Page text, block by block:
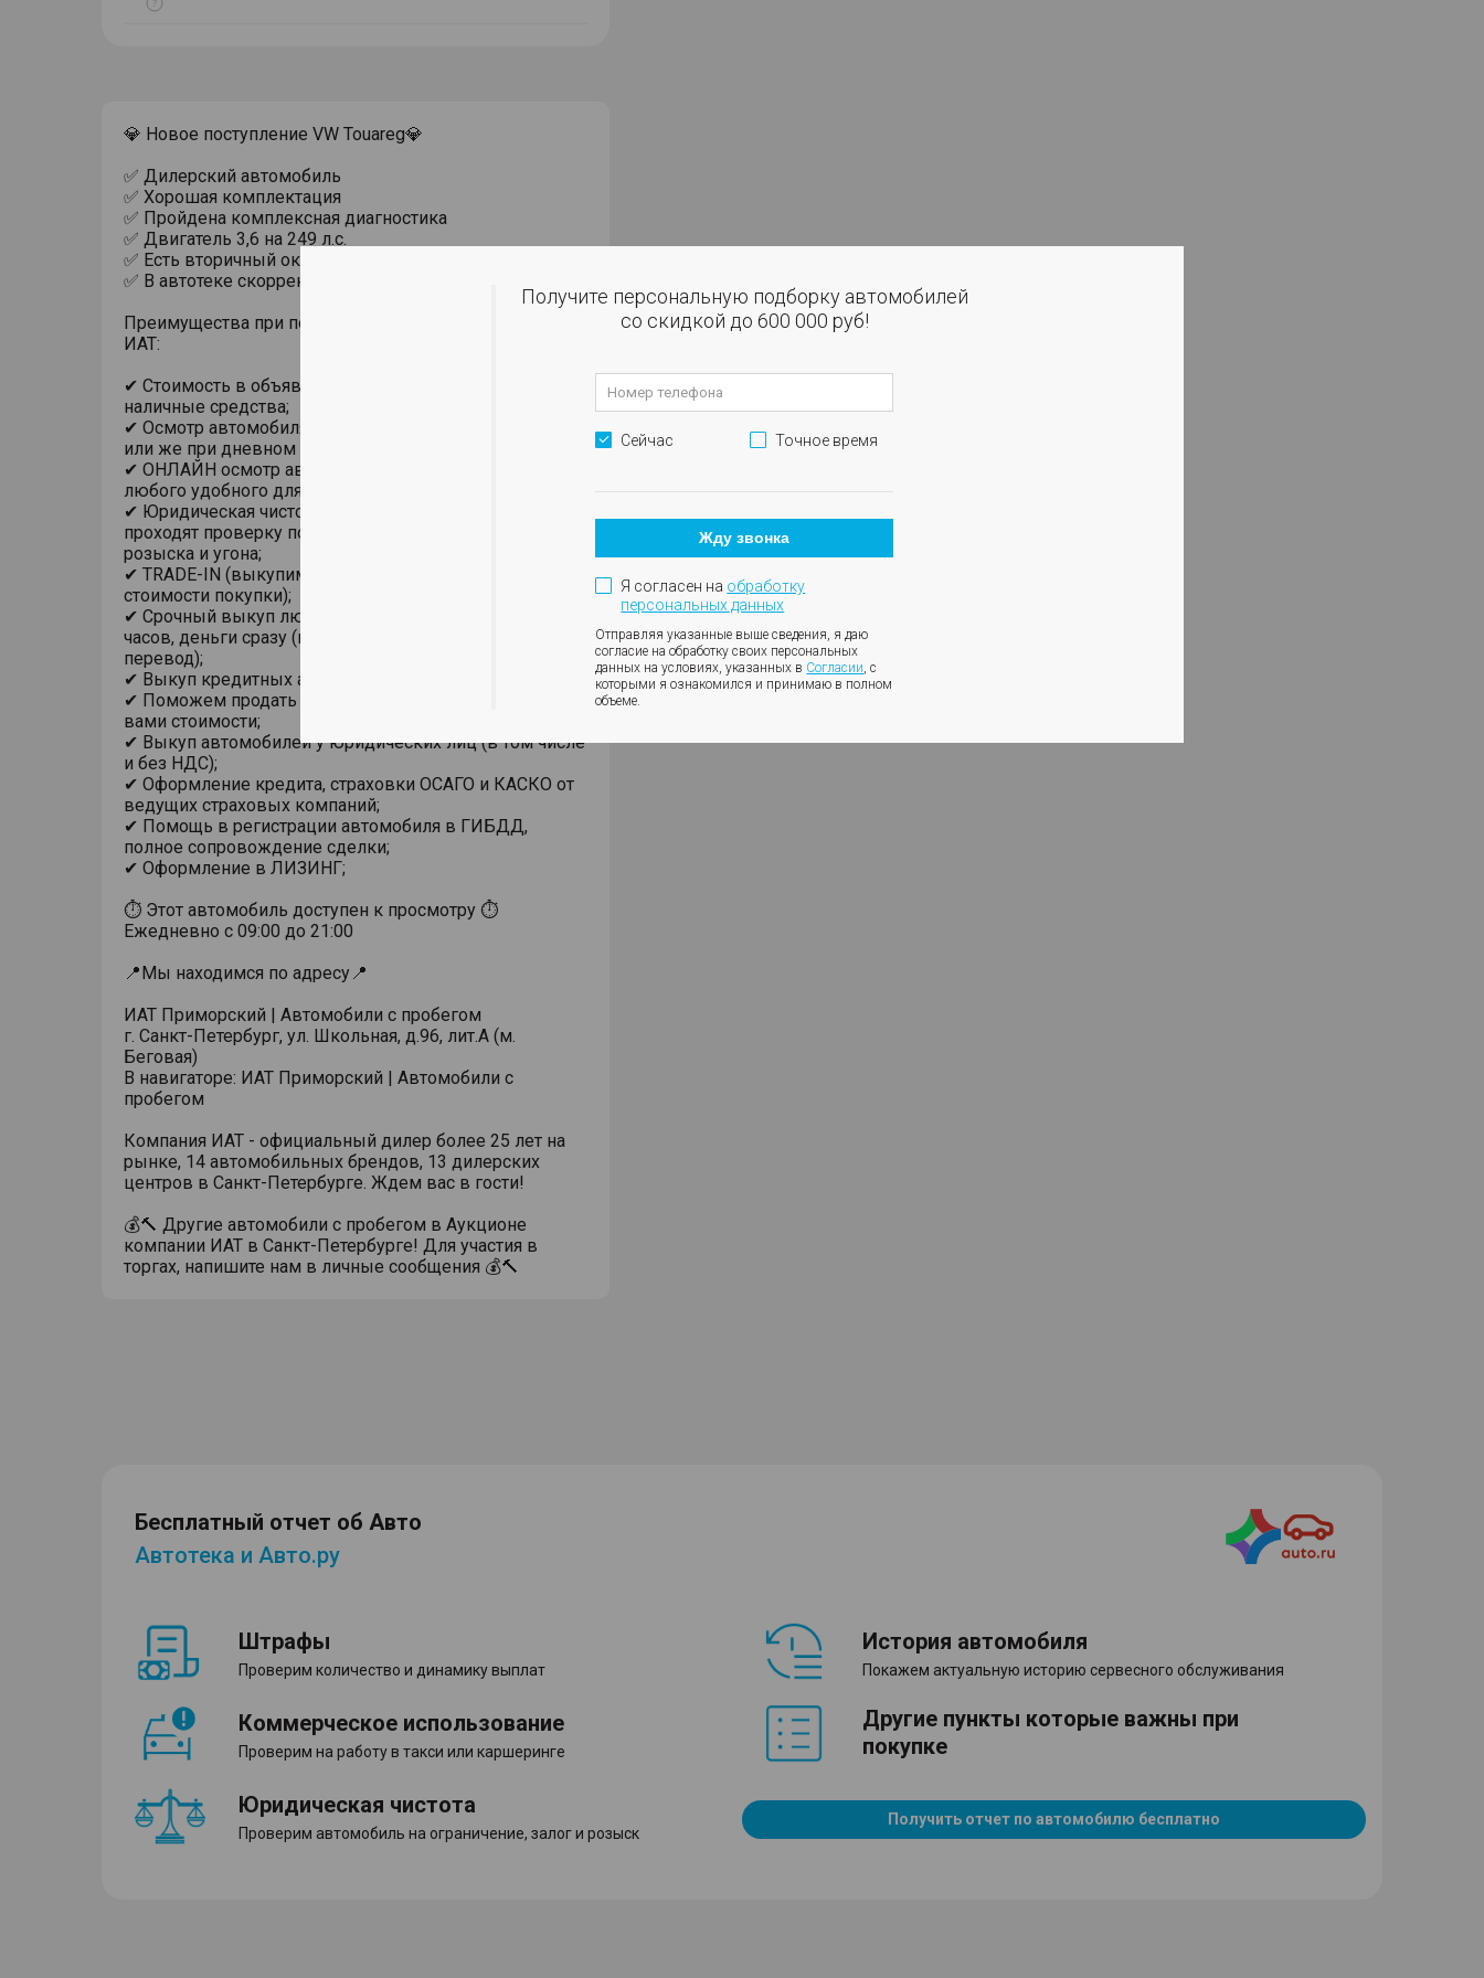
Показать
💎 Нoвoе пocтуплeниe VW Touareg💎
✅ Дилерский автомобиль
✅ Хopoшая кoмплeктaция
✅ Пройдена комплексная диагностика
✅ Двигaтель 3,6 на 249 л.с.
✅ Есть вторичный окрас кузова.
✅ В автотеке скорректирован пробег
Преимущества при покупке автомобиля с пробегом в
ИАТ:
✔ Стоимость в объявлении актуальна при покупке за
наличные средства;
✔ Осмотр автомобиля в помещении, на подъемнике
или же при дневном свете;
✔ ОНЛАЙН осмотр автомобиля с использованием
любого удобного для Вас мессенджера;
✔ Юридическая чистота сделки. Все автомобили
проходят проверку по базам ГИБДД на предмет
розыска и угона;
✔ TRADE-IN (выкупим ваш автомобиль в зачет
стоимости покупки);
✔ Срочный выкуп любого автомобиля в течении 2-х
часов, деньги сразу (на карту, наличными из кассы,
перевод);
✔ Выкуп кредитных автомобилей;
✔ Поможем продать автомобиль по установленной
вами стоимости;
✔ Выкуп автомобилей у юридических лиц (в том числе
и без НДС);
✔ Оформление кредита, страховки ОСАГО и КАСКО от
ведущих страховых компаний;
✔ Помощь в регистрации автомобиля в ГИБДД,
полное сопровождение сделки;
✔ Оформление в ЛИЗИНГ;
⏱ Этот автомобиль доступен к просмотру ⏱
Ежедневно с 09:00 до 21:00
📍Мы находимся по адресу📍
ИАТ Приморский | Автомобили с пробегом
г. Санкт-Петербург, ул. Школьная, д.96, лит.А (м.
Беговая)
В навигаторе: ИАТ Приморский | Автомобили с
пробегом
Компания ИАТ - официальный дилер более 25 лет на
рынке, 14 автомобильных брендов, 13 дилерских
центров в Санкт-Петербурге. Ждем вас в гости!
💰🔨 Другие автомобили с пробегом в Аукционе
компании ИАТ в Санкт-Петербурге! Для участия в
торгах, напишите нам в личные сообщения 💰🔨
Бесплатный отчет об Авто
Автотека и Авто.ру
Штрафы
Проверим количество и динамику выплат
Коммерческое использование
Проверим на работу в такси или каршеринге
Юридическая чистота
Проверим автомобиль на ограничение, залог и розыск
История автомобиля
Покажем актуальную историю сервесного обслуживания
Другие пункты которые важны при
покупке
Получить отчет по автомобилю бесплатно
Получите персональную подборку автомобилей
со скидкой до 600 000 руб!
Сейчас Точное время
Жду звонка
Я согласен на обработку
персональных данных
Отправляя указанные выше сведения, я даю
согласие на обработку своих персональных
данных на условиях, указанных в Согласии, с
которыми я ознакомился и принимаю в полном
объеме.